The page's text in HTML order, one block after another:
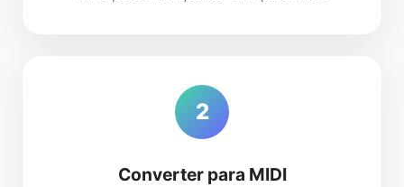
2
Converter para MIDI